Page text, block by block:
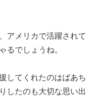
アメリカで活躍されて
るでしょうね。
してくれたのはばあち
したのも大切な思い出